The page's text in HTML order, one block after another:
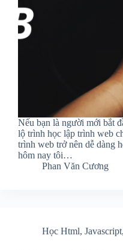
Nếu bạn là người mới bắt
lộ trình học lập trình web
trình web trở nên dễ dàng
hôm nay tôi…
Phan Văn Cương
Học Html, Javascript,